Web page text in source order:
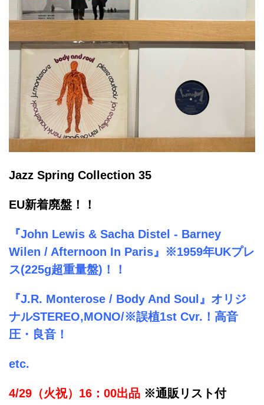
Jazz Spring Collection 35
EU新着廃盤！！
『John Lewis & Sacha Distel - Barney
Wilen / Afternoon In Paris』※1959年UKプレ
ス(225g超重量盤)！！
『J.R. Monterose / Body And Soul』オリジ
ナルSTEREO,MONO/※誤植1st Cvr.！高音
圧・良音！
etc.
4/29（火祝）16：00出品 ※通販リスト付